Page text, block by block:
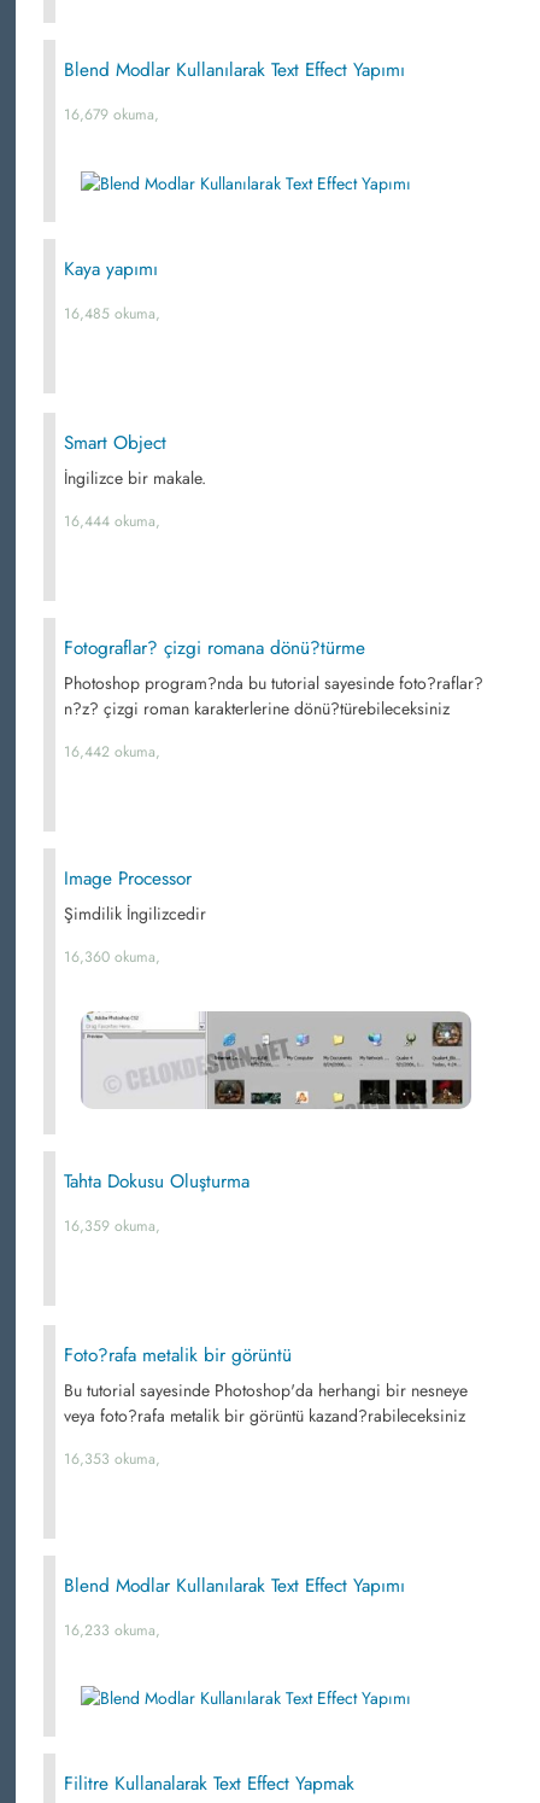
Blend Modlar Kullanılarak Text Effect Yapımı
16,679 okuma,
Kaya yapımı
16,485 okuma,
Smart Object
İngilizce bir makale.
16,444 okuma,
Fotograflar? çizgi romana dönü?türme
Photoshop program?nda bu tutorial sayesinde foto?raflar?
n?z? çizgi roman karakterlerine dönü?türebileceksiniz
16,442 okuma,
Image Processor
Şimdilik İngilizcedir
16,360 okuma,
Tahta Dokusu Oluşturma
16,359 okuma,
Foto?rafa metalik bir görüntü
Bu tutorial sayesinde Photoshop'da herhangi bir nesneye
veya foto?rafa metalik bir görüntü kazand?rabileceksiniz
16,353 okuma,
Blend Modlar Kullanılarak Text Effect Yapımı
16,233 okuma,
Filitre Kullanalarak Text Effect Yapmak